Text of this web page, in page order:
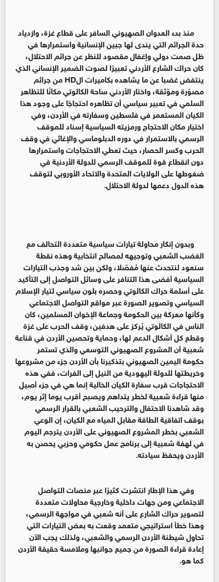
منذ بدء العدوان الصهيوني السافر على قطاع غزة، وازدياد
حدة الجرائم التي يندى لها جبين الإنسانية واستمرارها في
ظل صمت دولي وإغفال مقصود للنظر عن جرائم الاحتلال،
كان حراك الشارع الأردني تعبيرًا لصوت الضمير الإنساني الذي
ينتفض غضبا عن ما يشاهده بكاميرات الHD من جرائم
مصوّرة وموّثقة، واختار الأردني ساحة الكالوتي مكانًا للتظاهر
السلمي في تعبير سياسي أن تظاهره احتجاجًا على وجود هذا
الكيان المستعمر في فلسطين وسفارته في الأردن، وفي
اختيار مكان الاحتجاج ورمزيته السياسية إسناد للموقف
الرسمي بالاستمرار في دوره الدبلوماسي والإغاثي في وقف
الحرب وكسر الحصار، حيث تعطي الاحتجاجات واستمرارها
دون انقطاع قوة للموقف الرسمي للدولة الأردنية في
ضغوطها على الولايات المتحدة والاتحاد الأوروبي لتوقف
هذه الدول دعمها لدولة الاحتلال.
وبدون إنكار محاولة تيارات سياسية متعددة التحالف مع
الغضب الشعبي وتوجيهه لمصالح انتخابية وهذه نقطة
سنعود لنتحدث عنها مُفصّلا، ولكن بين شد وجذب التيارات
السياسية أفضى هذا التنافر على وسائل التواصل إلى التأكيد
على أسلمة حراك الكالوتي وحصره بلون سياسي لتيار الإسلام
السياسي وتصوير الصورة عبر مواقع التواصل الاجتماعي
وكأنها معركة بين الحكومة وجماعة الإخوان المسلمين، كان
الناس في الكالوتي يُركز على هدفين، وقف الحرب على غزة
وقطع كل أشكال الدعم لها، وحماية وتحصين الأردن في قناعة
شعبية أن المشروع الصهيوني التوسعي والذي تستمر
حكومة اليمين الصهيوني بتذكيرنا بأن الأردن جزء من مشروعها
وخريطتها للدولة اليهودية من النيل إلى الفرات، ففي هذه
الاحتجاجات قرب سفارة الكيان الخالية إنما هي في جزء أصيل
منها قراءة شعبية لخطر يتداهم ويصبح أقرب يوما إثر يوم،
وقد شاهدنا الاحتفال والترحيب الشعبي بالقرار الرسمي
بوقف اتفاقية الطاقة مقابل المياه مع الكيان، إن الوعي
الشعبي بخطر المشروع الصهيوني على الأردن يترجم اليوم
في لهفة شعبية إلى برنامج عمل حكومي وحزبي يحصن به
الأردن ويحفظ سيادته.
وفي هذا الإطار انتشرت كثيرًا عبر منصات التواصل
الاجتماعي ومن جهات داخلية وخارجية محاولات متعددة
لتصوير حراك الشارع على أنه شعبي في مواجهة الرسمي،
وهذا خطأ استراتيجي متعمد وقعت به بعض التيارات التي
تحاول شيطنة الأردن الرسمي والشعبي، ولذلك يجب الآن
إعادة قراءة الصورة من جميع جوانبها وملامسة حقيقة الأردن
كما هو.